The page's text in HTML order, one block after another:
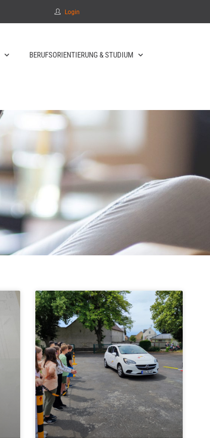
Login
BERUFSORIENTIERUNG & STUDIUM